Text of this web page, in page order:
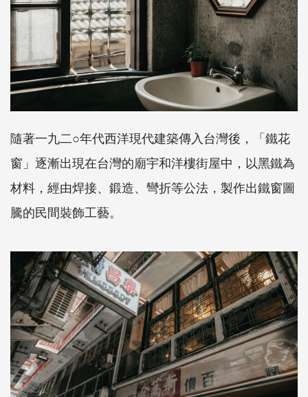
隨著一九二○年代西洋現代建築傳入台灣後，「鐵花
窗」逐漸出現在台灣的廟宇和洋樓街屋中，以黑鐵為
材料，經由焊接、鍛造、彎折等公法，製作出鐵窗圖
騰的民間裝飾工藝。